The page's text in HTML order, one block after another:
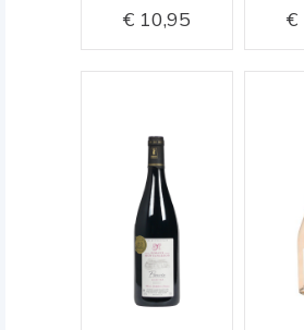
10,95